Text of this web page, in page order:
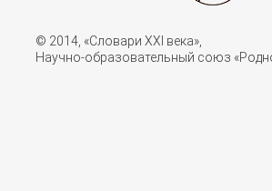
© 2014, «Словари XXI векa»,
Научно-образовательный союз